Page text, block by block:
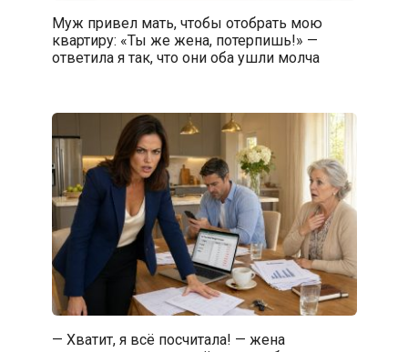
Муж привел мать, чтобы отобрать мою
квартиру: «Ты же жена, потерпишь!» —
ответила я так, что они оба ушли молча
— Хватит, я всё посчитала! — жена